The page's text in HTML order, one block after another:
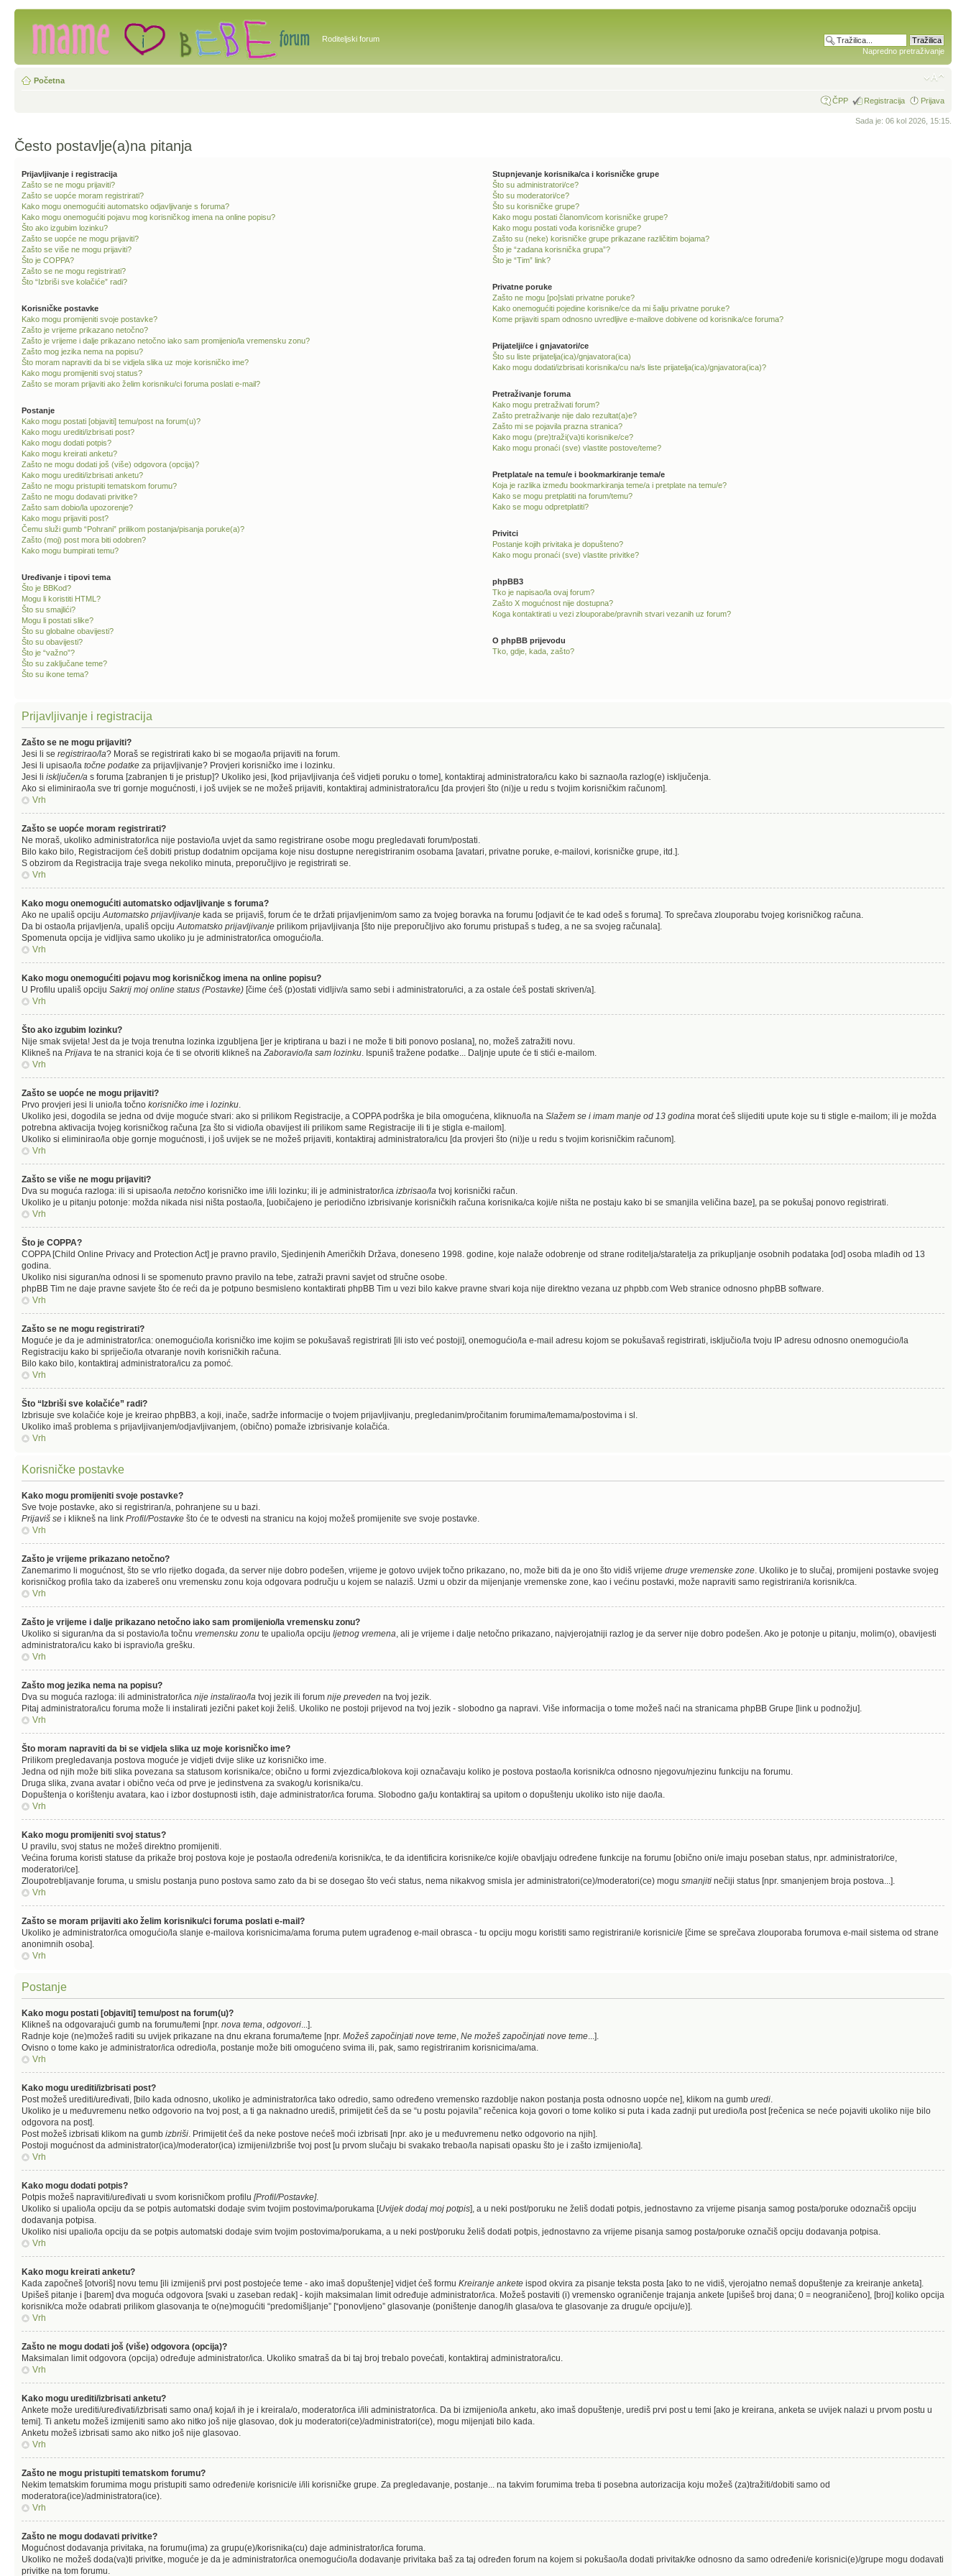
Roditeljski forum
Napredno pretraživanje
Početna
ČPP Registracija Prijava
Sada je: 06 kol 2026, 15:15.
Često postavlje(a)na pitanja
Prijavljivanje i registracija
Zašto se ne mogu prijaviti?
Zašto se uopće moram registrirati?
Kako mogu onemogućiti automatsko odjavljivanje s foruma?
Kako mogu onemogućiti pojavu mog korisničkog imena na online popisu?
Što ako izgubim lozinku?
Zašto se uopće ne mogu prijaviti?
Zašto se više ne mogu prijaviti?
Što je COPPA?
Zašto se ne mogu registrirati?
Što “Izbriši sve kolačiće” radi?
Korisničke postavke
Kako mogu promijeniti svoje postavke?
Zašto je vrijeme prikazano netočno?
Zašto je vrijeme i dalje prikazano netočno iako sam promijenio/la vremensku zonu?
Zašto mog jezika nema na popisu?
Što moram napraviti da bi se vidjela slika uz moje korisničko ime?
Kako mogu promijeniti svoj status?
Zašto se moram prijaviti ako želim korisniku/ci foruma poslati e-mail?
Postanje
Kako mogu postati [objaviti] temu/post na forum(u)?
Kako mogu urediti/izbrisati post?
Kako mogu dodati potpis?
Kako mogu kreirati anketu?
Zašto ne mogu dodati još (više) odgovora (opcija)?
Kako mogu urediti/izbrisati anketu?
Zašto ne mogu pristupiti tematskom forumu?
Zašto ne mogu dodavati privitke?
Zašto sam dobio/la upozorenje?
Kako mogu prijaviti post?
Čemu služi gumb “Pohrani” prilikom postanja/pisanja poruke(a)?
Zašto (moj) post mora biti odobren?
Kako mogu bumpirati temu?
Uređivanje i tipovi tema
Što je BBKod?
Mogu li koristiti HTML?
Što su smajlići?
Mogu li postati slike?
Što su globalne obavijesti?
Što su obavijesti?
Što je “važno”?
Što su zaključane teme?
Što su ikone tema?
Stupnjevanje korisnika/ca i korisničke grupe
Što su administratori/ce?
Što su moderatori/ce?
Što su korisničke grupe?
Kako mogu postati članom/icom korisničke grupe?
Kako mogu postati vođa korisničke grupe?
Zašto su (neke) korisničke grupe prikazane različitim bojama?
Što je “zadana korisnička grupa”?
Što je “Tim” link?
Privatne poruke
Zašto ne mogu [po]slati privatne poruke?
Kako onemogućiti pojedine korisnike/ce da mi šalju privatne poruke?
Kome prijaviti spam odnosno uvredljive e-mailove dobivene od korisnika/ce foruma?
Prijatelji/ce i gnjavatori/ce
Što su liste prijatelja(ica)/gnjavatora(ica)
Kako mogu dodati/izbrisati korisnika/cu na/s liste prijatelja(ica)/gnjavatora(ica)?
Pretraživanje foruma
Kako mogu pretraživati forum?
Zašto pretraživanje nije dalo rezultat(a)e?
Zašto mi se pojavila prazna stranica?
Kako mogu (pre)traži(va)ti korisnike/ce?
Kako mogu pronaći (sve) vlastite postove/teme?
Pretplata/e na temu/e i bookmarkiranje tema/e
Koja je razlika između bookmarkiranja teme/a i pretplate na temu/e?
Kako se mogu pretplatiti na forum/temu?
Kako se mogu odpretplatiti?
Privitci
Postanje kojih privitaka je dopušteno?
Kako mogu pronaći (sve) vlastite privitke?
phpBB3
Tko je napisao/la ovaj forum?
Zašto X mogućnost nije dostupna?
Koga kontaktirati u vezi zlouporabe/pravnih stvari vezanih uz forum?
O phpBB prijevodu
Tko, gdje, kada, zašto?
Prijavljivanje i registracija
Zašto se ne mogu prijaviti?
Jesi li se registrirao/la? Moraš se registrirati kako bi se mogao/la prijaviti na forum.
Jesi li upisao/la točne podatke za prijavljivanje? Provjeri korisničko ime i lozinku.
Jesi li isključen/a s foruma [zabranjen ti je pristup]? Ukoliko jesi, [kod prijavljivanja ćeš vidjeti poruku o tome], kontaktiraj administratora/icu kako bi saznao/la razlog(e) isključenja.
Ako si eliminirao/la sve tri gornje mogućnosti, i još uvijek se ne možeš prijaviti, kontaktiraj administratora/icu [da provjeri što (ni)je u redu s tvojim korisničkim računom].
Vrh
Zašto se uopće moram registrirati?
Ne moraš, ukoliko administrator/ica nije postavio/la uvjet da samo registrirane osobe mogu pregledavati forum/postati.
Bilo kako bilo, Registracijom ćeš dobiti pristup dodatnim opcijama koje nisu dostupne neregistriranim osobama [avatari, privatne poruke, e-mailovi, korisničke grupe, itd.].
S obzirom da Registracija traje svega nekoliko minuta, preporučljivo je registrirati se.
Vrh
Kako mogu onemogućiti automatsko odjavljivanje s foruma?
Ako ne upališ opciju Automatsko prijavljivanje kada se prijaviš, forum će te držati prijavljenim/om samo za tvojeg boravka na forumu [odjavit će te kad odeš s foruma]. To sprečava zlouporabu tvojeg korisničkog računa.
Da bi ostao/la prijavljen/a, upališ opciju Automatsko prijavljivanje prilikom prijavljivanja [što nije preporučljivo ako forumu pristupaš s tuđeg, a ne sa svojeg računala].
Spomenuta opcija je vidljiva samo ukoliko ju je administrator/ica omogućio/la.
Vrh
Kako mogu onemogućiti pojavu mog korisničkog imena na online popisu?
U Profilu upališ opciju Sakrij moj online status (Postavke) [čime ćeš (p)ostati vidljiv/a samo sebi i administratoru/ici, a za ostale ćeš postati skriven/a].
Vrh
Što ako izgubim lozinku?
Nije smak svijeta! Jest da je tvoja trenutna lozinka izgubljena [jer je kriptirana u bazi i ne može ti biti ponovo poslana], no, možeš zatražiti novu.
Klikneš na Prijava te na stranici koja će ti se otvoriti klikneš na Zaboravio/la sam lozinku . Ispuniš tražene podatke... Daljnje upute će ti stići e-mailom.
Vrh
Zašto se uopće ne mogu prijaviti?
Prvo provjeri jesi li unio/la točno korisničko ime i lozinku
Ukoliko jesi, dogodila se jedna od dvije moguće stvari: ako si prilikom Registracije, a COPPA podrška je bila omogućena, kliknuo/la na Slažem se i imam manje od 13 godina morat ćeš slijediti upute koje su ti stigle e-mailom; ili je možda
potrebna aktivacija tvojeg korisničkog računa [za što si vidio/la obavijest ili prilikom same Registracije ili ti je stigla e-mailom].
Ukoliko si eliminirao/la obje gornje mogućnosti, i još uvijek se ne možeš prijaviti, kontaktiraj administratora/icu [da provjeri što (ni)je u redu s tvojim korisničkim računom].
Vrh
Zašto se više ne mogu prijaviti?
Dva su moguća razloga: ili si upisao/la netočno korisničko ime i/ili lozinku; ili je administrator/ica izbrisao/la tvoj korisnički račun.
Ukoliko je u pitanju potonje: možda nikada nisi ništa postao/la, [uobičajeno je periodično izbrisivanje korisničkih računa korisnika/ca koji/e ništa ne postaju kako bi se smanjila veličina baze], pa se pokušaj ponovo registrirati.
Vrh
Što je COPPA?
COPPA [Child Online Privacy and Protection Act] je pravno pravilo, Sjedinjenih Američkih Država, doneseno 1998. godine, koje nalaže odobrenje od strane roditelja/staratelja za prikupljanje osobnih podataka [od] osoba mlađih od 13
godina.
Ukoliko nisi siguran/na odnosi li se spomenuto pravno pravilo na tebe, zatraži pravni savjet od stručne osobe.
phpBB Tim ne daje pravne savjete što će reći da je potpuno besmisleno kontaktirati phpBB Tim u vezi bilo kakve pravne stvari koja nije direktno vezana uz phpbb.com Web stranice odnosno phpBB software.
Vrh
Zašto se ne mogu registrirati?
Moguće je da je administrator/ica: onemogućio/la korisničko ime kojim se pokušavaš registrirati [ili isto već postoji], onemogućio/la e-mail adresu kojom se pokušavaš registrirati, isključio/la tvoju IP adresu odnosno onemogućio/la
Registraciju kako bi spriječio/la otvaranje novih korisničkih računa.
Bilo kako bilo, kontaktiraj administratora/icu za pomoć.
Vrh
Što “Izbriši sve kolačiće” radi?
Izbrisuje sve kolačiće koje je kreirao phpBB3, a koji, inače, sadrže informacije o tvojem prijavljivanju, pregledanim/pročitanim forumima/temama/postovima i sl.
Ukoliko imaš problema s prijavljivanjem/odjavljivanjem, (obično) pomaže izbrisivanje kolačića.
Vrh
Korisničke postavke
Kako mogu promijeniti svoje postavke?
Sve tvoje postavke, ako si registriran/a, pohranjene su u bazi.
Prijaviš se i klikneš na link Profil/Postavke što će te odvesti na stranicu na kojoj možeš promijenite sve svoje postavke.
Vrh
Zašto je vrijeme prikazano netočno?
Zanemarimo li mogućnost, što se vrlo rijetko događa, da server nije dobro podešen, vrijeme je gotovo uvijek točno prikazano, no, može biti da je ono što vidiš vrijeme druge vremenske zone . Ukoliko je to slučaj, promijeni postavke svojeg
korisničkog profila tako da izabereš onu vremensku zonu koja odgovara području u kojem se nalaziš. Uzmi u obzir da mijenjanje vremenske zone, kao i većinu postavki, može napraviti samo registrirani/a korisnik/ca.
Vrh
Zašto je vrijeme i dalje prikazano netočno iako sam promijenio/la vremensku zonu?
Ukoliko si siguran/na da si postavio/la točnu vremensku zonu te upalio/la opciju ljetnog vremena , ali je vrijeme i dalje netočno prikazano, najvjerojatniji razlog je da server nije dobro podešen. Ako je potonje u pitanju, molim(o), obavijesti
administratora/icu kako bi ispravio/la grešku.
Vrh
Zašto mog jezika nema na popisu?
Dva su moguća razloga: ili administrator/ica nije instalirao/la tvoj jezik ili forum nije preveden na tvoj jezik.
Pitaj administratora/icu foruma može li instalirati jezični paket koji želiš. Ukoliko ne postoji prijevod na tvoj jezik - slobodno ga napravi. Više informacija o tome možeš naći na stranicama phpBB Grupe [link u podnožju].
Vrh
Što moram napraviti da bi se vidjela slika uz moje korisničko ime?
Prilikom pregledavanja postova moguće je vidjeti dvije slike uz korisničko ime.
Jedna od njih može biti slika povezana sa statusom korisnika/ce; obično u formi zvjezdica/blokova koji označavaju koliko je postova postao/la korisnik/ca odnosno njegovu/njezinu funkciju na forumu.
Druga slika, zvana avatar i obično veća od prve je jedinstvena za svakog/u korisnika/cu.
Dopuštenja o korištenju avatara, kao i izbor dostupnosti istih, daje administrator/ica foruma. Slobodno ga/ju kontaktiraj sa upitom o dopuštenju ukoliko isto nije dao/la.
Vrh
Kako mogu promijeniti svoj status?
U pravilu, svoj status ne možeš direktno promijeniti.
Većina foruma koristi statuse da prikaže broj postova koje je postao/la određeni/a korisnik/ca, te da identificira korisnike/ce koji/e obavljaju određene funkcije na forumu [obično oni/e imaju poseban status, npr. administratori/ce,
moderatori/ce].
Zloupotrebljavanje foruma, u smislu postanja puno postova samo zato da bi se dosegao što veći status, nema nikakvog smisla jer administratori(ce)/moderatori(ce) mogu smanjiti nečiji status [npr. smanjenjem broja postova...].
Vrh
Zašto se moram prijaviti ako želim korisniku/ci foruma poslati e-mail?
Ukoliko je administrator/ica omogućio/la slanje e-mailova korisnicima/ama foruma putem ugrađenog e-mail obrasca - tu opciju mogu koristiti samo registrirani/e korisnici/e [čime se sprečava zlouporaba forumova e-mail sistema od strane
anonimnih osoba].
Vrh
Postanje
Kako mogu postati [objaviti] temu/post na forum(u)?
Klikneš na odgovarajući gumb na forumu/temi [npr. nova tema odgovori ...].
Radnje koje (ne)možeš raditi su uvijek prikazane na dnu ekrana foruma/teme [npr. Možeš započinjati nove teme Ne možeš započinjati nove teme ...].
Ovisno o tome kako je administrator/ica odredio/la, postanje može biti omogućeno svima ili, pak, samo registriranim korisnicima/ama.
Vrh
Kako mogu urediti/izbrisati post?
Post možeš urediti/uređivati, [bilo kada odnosno, ukoliko je administrator/ica tako odredio, samo određeno vremensko razdoblje nakon postanja posta odnosno uopće ne], klikom na gumb uredi
Ukoliko je u međuvremenu netko odgovorio na tvoj post, a ti ga naknadno urediš, primijetit ćeš da se “u postu pojavila” rečenica koja govori o tome koliko si puta i kada zadnji put uredio/la post [rečenica se neće pojaviti ukoliko nije bilo
odgovora na post].
Post možeš izbrisati klikom na gumb izbriši . Primijetit ćeš da neke postove nećeš moći izbrisati [npr. ako je u međuvremenu netko odgovorio na njih].
Postoji mogućnost da administrator(ica)/moderator(ica) izmijeni/izbriše tvoj post [u prvom slučaju bi svakako trebao/la napisati opasku što je i zašto izmijenio/la].
Vrh
Kako mogu dodati potpis?
Potpis možeš napraviti/uređivati u svom korisničkom profilu [Profil/Postavke].
Ukoliko si upalio/la opciju da se potpis automatski dodaje svim tvojim postovima/porukama [Uvijek dodaj moj potpis], a u neki post/poruku ne želiš dodati potpis, jednostavno za vrijeme pisanja samog posta/poruke odoznačiš opciju
dodavanja potpisa.
Ukoliko nisi upalio/la opciju da se potpis automatski dodaje svim tvojim postovima/porukama, a u neki post/poruku želiš dodati potpis, jednostavno za vrijeme pisanja samog posta/poruke označiš opciju dodavanja potpisa.
Vrh
Kako mogu kreirati anketu?
Kada započneš [otvoriš] novu temu [ili izmijeniš prvi post postojeće teme - ako imaš dopuštenje] vidjet ćeš formu Kreiranje ankete ispod okvira za pisanje teksta posta [ako to ne vidiš, vjerojatno nemaš dopuštenje za kreiranje anketa].
Upišeš pitanje i [barem] dva moguća odgovora [svaki u zaseban redak] - kojih maksimalan limit određuje administrator/ica. Možeš postaviti (i) vremensko ograničenje trajanja ankete [upišeš broj dana; 0 = neograničeno], [broj] koliko opcija
korisnik/ca može odabrati prilikom glasovanja te o(ne)mogućiti “predomišljanje” [“ponovljeno” glasovanje (poništenje danog/ih glasa/ova te glasovanje za drugu/e opciju/e)].
Vrh
Zašto ne mogu dodati još (više) odgovora (opcija)?
Maksimalan limit odgovora (opcija) određuje administrator/ica. Ukoliko smatraš da bi taj broj trebalo povećati, kontaktiraj administratora/icu.
Vrh
Kako mogu urediti/izbrisati anketu?
Ankete može urediti/uređivati/izbrisati samo ona/j koja/i ih je i kreirala/o, moderator/ica i/ili administrator/ica. Da bi izmijenio/la anketu, ako imaš dopuštenje, urediš prvi post u temi [ako je kreirana, anketa se uvijek nalazi u prvom postu u
temi]. Ti anketu možeš izmijeniti samo ako nitko još nije glasovao, dok ju moderatori(ce)/administratori(ce), mogu mijenjati bilo kada.
Anketu možeš izbrisati samo ako nitko još nije glasovao.
Vrh
Zašto ne mogu pristupiti tematskom forumu?
Nekim tematskim forumima mogu pristupiti samo određeni/e korisnici/e i/ili korisničke grupe. Za pregledavanje, postanje... na takvim forumima treba ti posebna autorizacija koju možeš (za)tražiti/dobiti samo od
moderatora(ice)/administratora(ice).
Vrh
Zašto ne mogu dodavati privitke?
Mogućnost dodavanja privitaka, na forumu(ima) za grupu(e)/korisnika(cu) daje administrator/ica foruma.
Ukoliko ne možeš doda(va)ti privitke, moguće je da je administrator/ica onemogućio/la dodavanje privitaka baš za taj određen forum na kojem si pokušao/la dodati privitak/ke odnosno da samo određeni/e korisnici(e)/grupe mogu dodavati
privitke na tom forumu.